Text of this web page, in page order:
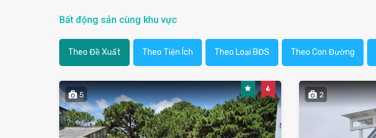
Bất động sản cùng khu vực
Theo Đề Xuất Theo Tiện Ích Theo Loại BĐS Theo Con Đường
5 2